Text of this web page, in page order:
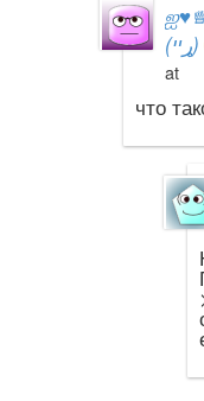
ஐ♥
(ړײ)
at
что